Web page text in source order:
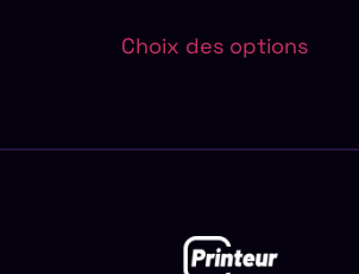
Choix des options